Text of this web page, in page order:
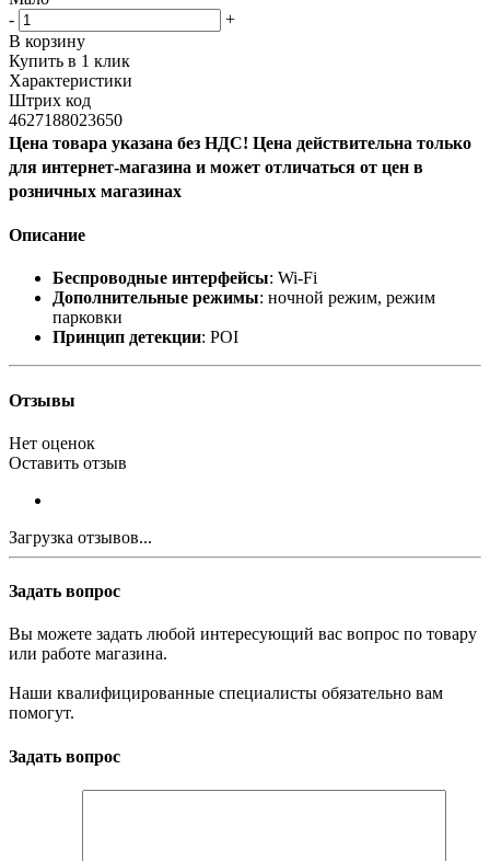
-
+
В корзину
Купить в 1 клик
Характеристики
Штрих код
4627188023650
Цена товара указана без НДС! Цена действительна только
для интернет-магазина и может отличаться от цен в
розничных магазинах
Описание
Беспроводные интерфейсы: Wi-Fi
Дополнительные режимы: ночной режим, режим
парковки
Принцип детекции: POI
Отзывы
Нет оценок
Оставить отзыв
Загрузка отзывов...
Задать вопрос
Вы можете задать любой интересующий вас вопрос по товару
или работе магазина.
Наши квалифицированные специалисты обязательно вам
помогут.
Задать вопрос